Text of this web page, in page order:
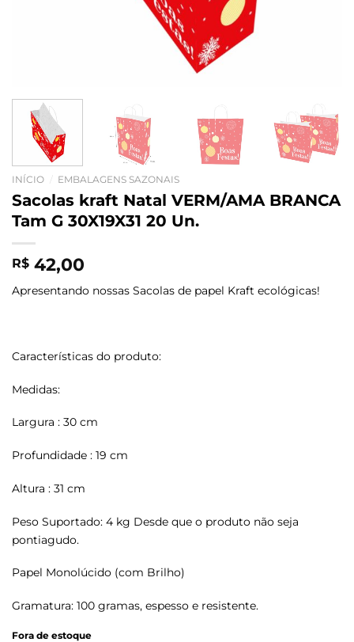
INÍCIO EMBALAGENS SAZONAIS
Sacolas kraft Natal VERM/AMA BRANCA
Tam G 30X19X31 20 Un.
R$ 42,00
Apresentando nossas Sacolas de papel Kraft ecológicas!
Características do produto:
Medidas:
Largura : 30 cm
Profundidade : 19 cm
Altura : 31 cm
Peso Suportado: 4 kg Desde que o produto não seja
pontiagudo.
Papel Monolúcido (com Brilho)
Gramatura: 100 gramas, espesso e resistente.
Fora de estoque